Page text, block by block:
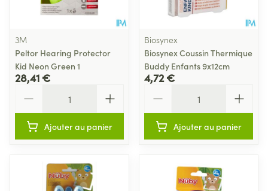
3M
Peltor Hearing Protector
Kid Neon Green 1
28,41 €
Ajouter au panier
Biosynex
Biosynex Coussin Thermique
Buddy Enfants 9x12cm
4,72 €
Ajouter au panier